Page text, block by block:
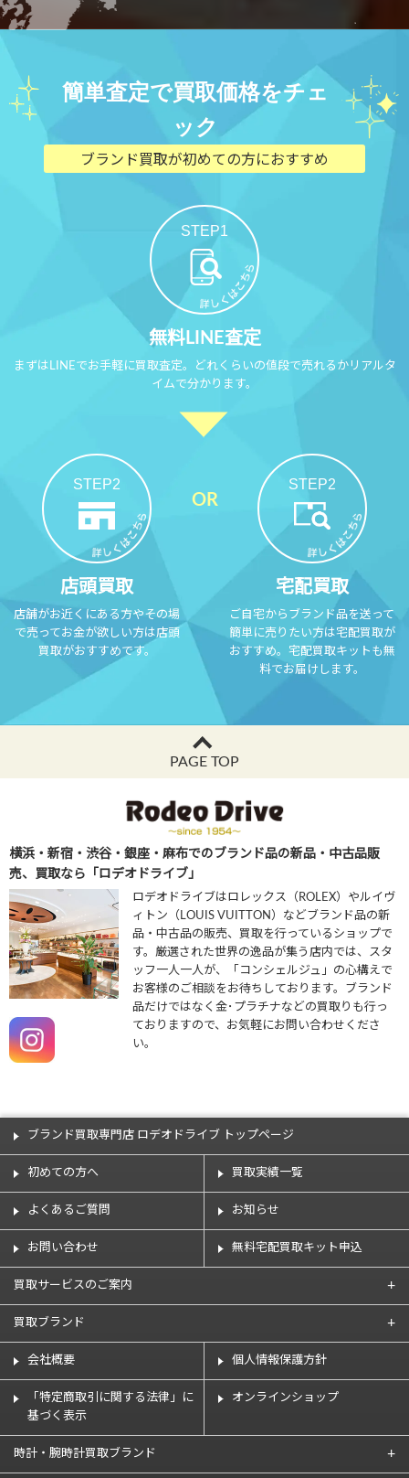
簡単査定で買取価格をチェ
ック
ブランド買取が初めての方におすすめ
STEP1
無料LINE査定
まずはLINEでお手軽に買取査定。どれくらいの値段で売れるかリアルタ
イムで分かります。
STEP2
店頭買取
店舗がお近くにある方やその場
で売ってお金が欲しい方は店頭
買取がおすすめです。
STEP2
宅配買取
ご自宅からブランド品を送って
簡単に売りたい方は宅配買取が
おすすめ。宅配買取キットも無
料でお届けします。
PAGE TOP
横浜・新宿・渋谷・銀座・麻布でのブランド品の新品・中古品販
売、買取なら「ロデオドライブ」
ロデオドライブはロレックス（ROLEX）やルイヴ
ィトン（LOUIS VUITTON）などブランド品の新
品・中古品の販売、買取を行っているショップで
す。厳選された世界の逸品が集う店内では、スタ
ッフ一人一人が、「コンシェルジュ」の心構えで
お客様のご相談をお待ちしております。ブランド
品だけではなく金･プラチナなどの買取りも行っ
ておりますので、お気軽にお問い合わせくださ
い。
ブランド買取専門店 ロデオドライブ トップページ
初めての方へ 買取実績一覧
よくあるご質問 お知らせ
お問い合わせ 無料宅配買取キット申込
買取サービスのご案内
買取ブランド
会社概要 個人情報保護方針
「特定商取引に関する法律」に
基づく表示
オンラインショップ
時計・腕時計買取ブランド